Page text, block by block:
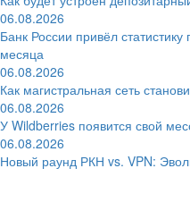
06.08.2026
Банк России привёл
месяца
06.08.2026
Как магистральная сеть
06.08.2026
У Wildberries появится свой
06.08.2026
Новый раунд РКН vs. VPN: